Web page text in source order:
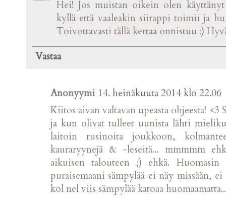
Hei! Jos muistan oikein olen
kyllä että vaaleakin siirappi toimii ja
Toivottavasti tällä kertaa onnistuu :)
Vastaa
Anonyymi 14. heinäkuuta 2014 klo 22.06
Kiitos aivan valtavan upeasta ohjeesta!
ja kun olivat tulleet uunista lähti
laitoin rusinoita joukkoon,
kauraryynejä & -leseitä... mmmmm
aikuisen talouteen ;) ehkä.
puraisemaani sämpylää ei näy missään,
kol nel viis sämpylää katoaa